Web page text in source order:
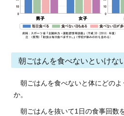
朝ごはんを食べないといけな
朝ごはんを食べないと体にどのよ
か。
朝ごはんを抜いて1日の食事回数